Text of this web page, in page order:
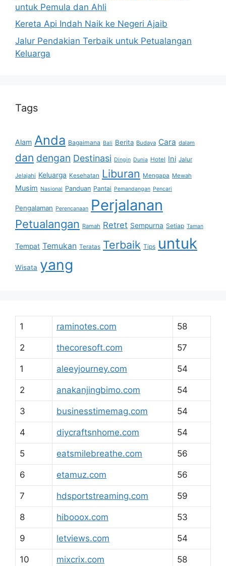
untuk Pemula dan Ahli
Kereta Api Indah Naik ke Negeri Ajaib
Jalur Pendakian Terbaik untuk Petualangan
Keluarga
Tags
Alam Anda Bagaimana Bali Berita Budaya Cara dalam
dan dengan Destinasi Dingin Dunia Hotel Ini Jalur
Jelajahi Keluarga Kesehatan Liburan Mengapa Mewah
Musim Nasional Panduan Pantai Pemandangan Pencari
Pengalaman Perencanaan Perjalanan
Petualangan Ramah Retret Sempurna Setiap Taman
Tempat Temukan Teratas Terbaik Tips untuk
Wisata yang
1 raminotes.com 58
2 thecoresoft.com 57
1 aleeyjourney.com 54
2 anakanjingbimo.com 54
3 businesstimemag.com 54
4 diycraftsnhome.com 54
5 eatsmilebreathe.com 56
6 etamuz.com 56
7 hdsportstreaming.com 59
8 hibooox.com 53
9 letviews.com 54
10 mixcrix.com 58